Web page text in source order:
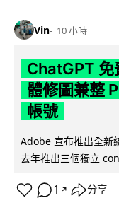
Vin 10 小時
ChatGPT
體修圖兼整
帳號
Adobe 宣布推出全新
去年推出三個獨立
1 ↗ 分享